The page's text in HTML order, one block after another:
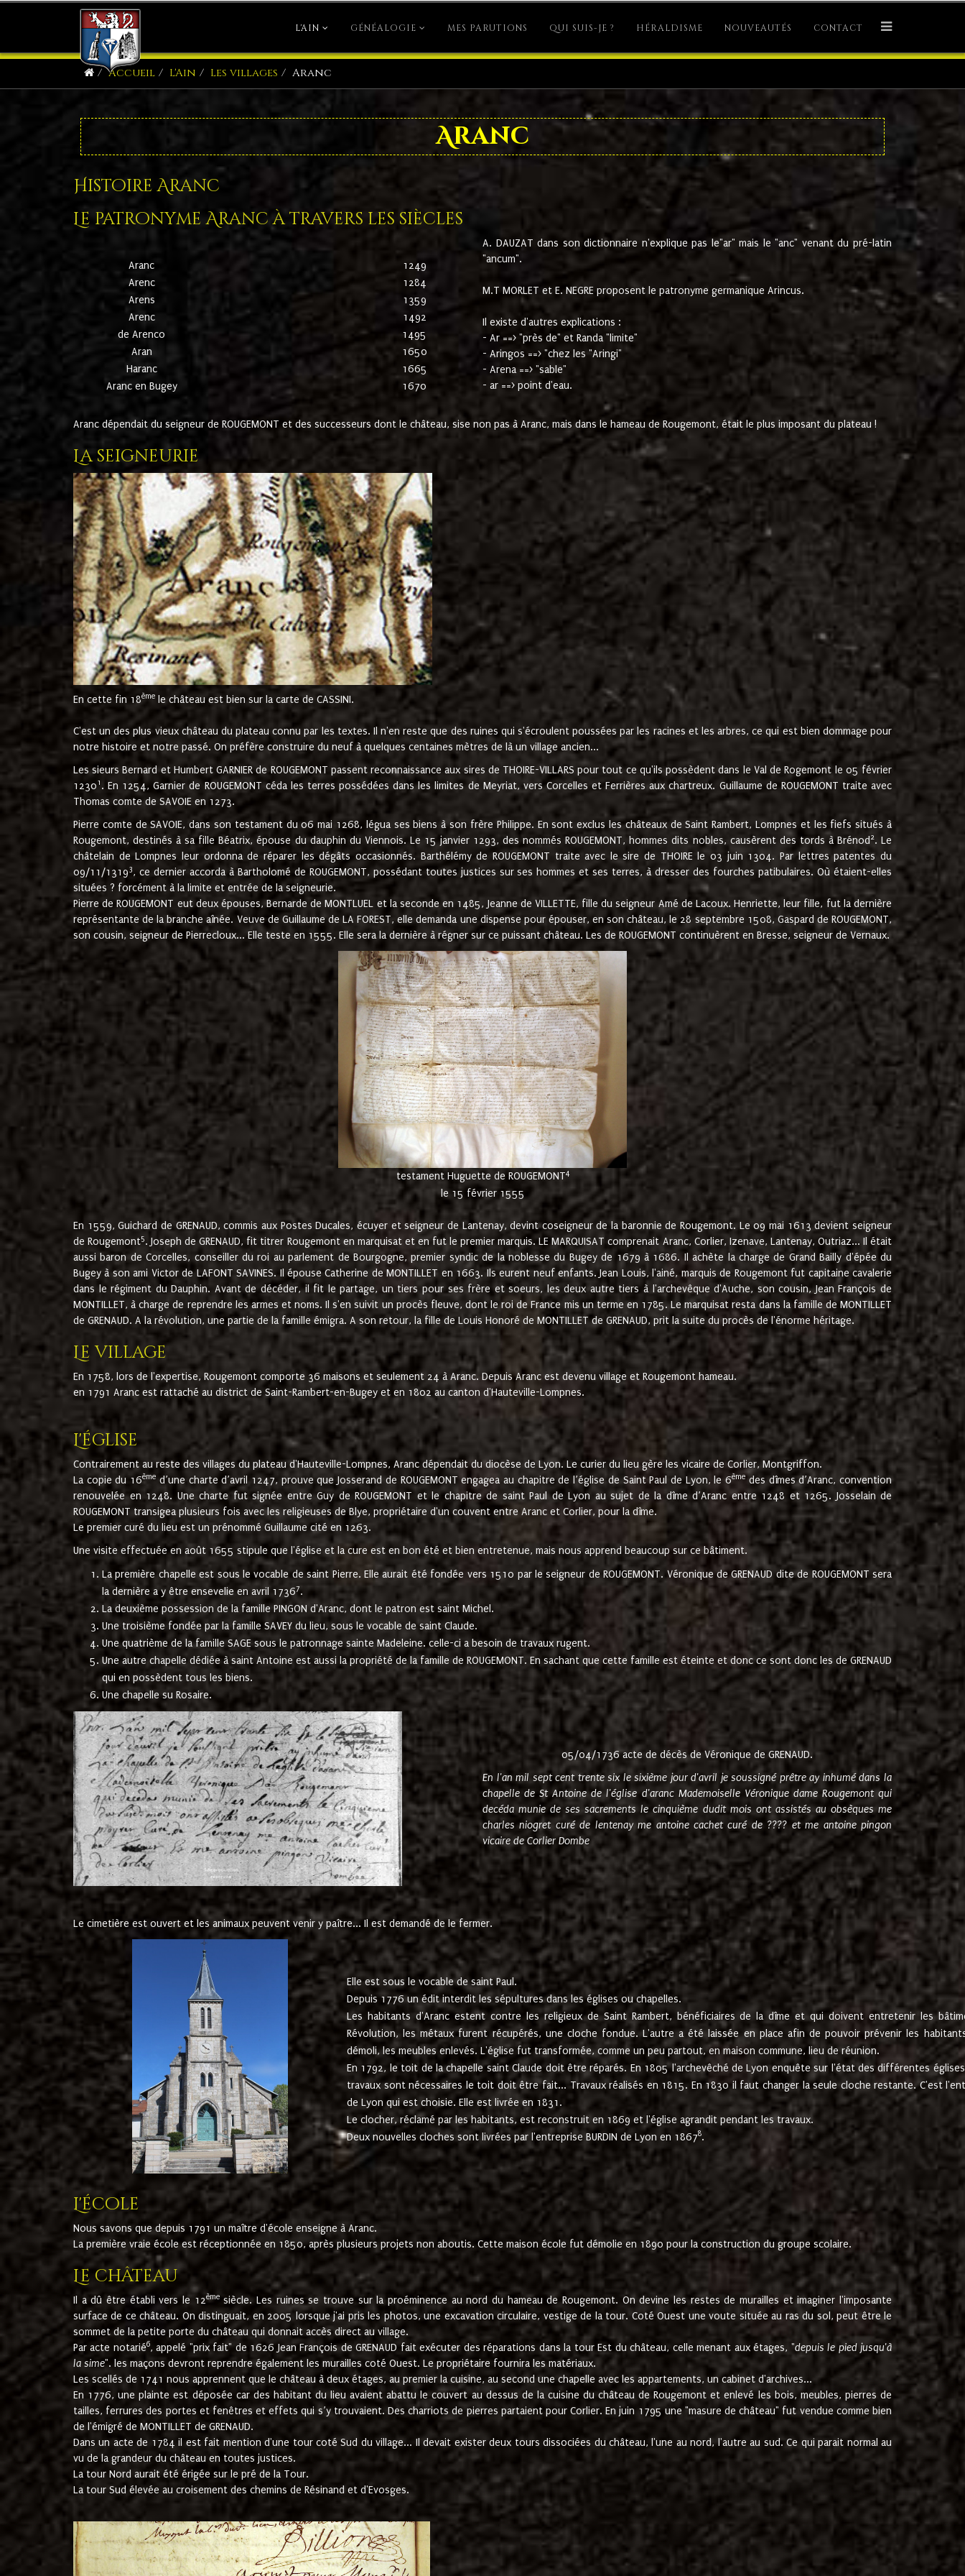
L'AIN GÉNÉALOGIE MES PARUTIONS QUI SUIS-JE ? HÉRALDISME NOUVEAUTÉS CONTACT
Accueil L'Ain Les villages Aranc
Aranc
Histoire Aranc
Le patronyme Aranc à travers les siècles
Aranc
1249
Arenc
1284
Arens
1359
Arenc
1492
de Arenco
1495
Aran
1650
Haranc
1665
Aranc en Bugey
1670
A. DAUZAT dans son dictionnaire n'explique pas le"ar" mais le "anc" venant du pré-latin
"ancum".
M.T MORLET et E. NEGRE proposent le patronyme germanique Arincus.
Il existe d'autres explications :
- Ar ==> "près de" et Randa "limite"
- Aringos ==> "chez les "Aringi"
- Arena ==> "sable"
- ar ==> point d'eau.
Aranc dépendait du seigneur de ROUGEMONT et des successeurs dont le château, sise non pas à Aranc, mais dans le hameau de Rougemont, était le plus imposant du plateau !
La seigneurie
En cette fin 18ème le château est bien sur la carte de CASSINI.
C'est un des plus vieux château du plateau connu par les textes. Il n'en reste que des ruines qui s'écroulent poussées par les racines et les arbres, ce qui est bien dommage pour
notre histoire et notre passé. On préfère construire du neuf à quelques centaines mètres de là un village ancien...
Les sieurs Bernard et Humbert GARNIER de ROUGEMONT passent reconnaissance aux sires de THOIRE-VILLARS pour tout ce qu'ils possèdent dans le Val de Rogemont le 05 février
12301 . En 1254, Garnier de ROUGEMONT céda les terres possédées dans les limites de Meyriat, vers Corcelles et Ferrières aux chartreux. Guillaume de ROUGEMONT traite avec
Thomas comte de SAVOIE en 1273.
Pierre comte de SAVOIE, dans son testament du 06 mai 1268, légua ses biens à son frère Philippe. En sont exclus les châteaux de Saint Rambert, Lompnes et les fiefs situés à
Rougemont, destinés à sa fille Béatrix, épouse du dauphin du Viennois. Le 15 janvier 1293, des nommés ROUGEMONT, hommes dits nobles, causèrent des tords à Brénod 2. Le
châtelain de Lompnes leur ordonna de réparer les dégâts occasionnés. Barthélémy de ROUGEMONT traite avec le sire de THOIRE le 03 juin 1304. Par lettres patentes du
09/11/13193, ce dernier accorda à Bartholomé de ROUGEMONT, possédant toutes justices sur ses hommes et ses terres, à dresser des fourches patibulaires. Où étaient-elles
situées ? forcément à la limite et entrée de la seigneurie.
Pierre de ROUGEMONT eut deux épouses, Bernarde de MONTLUEL et la seconde en 1485, Jeanne de VILLETTE, fille du seigneur Amé de Lacoux. Henriette, leur fille, fut la dernière
représentante de la branche aînée. Veuve de Guillaume de LA FOREST, elle demanda une dispense pour épouser, en son château, le 28 septembre 1508, Gaspard de ROUGEMONT,
son cousin, seigneur de Pierrecloux... Elle teste en 1555. Elle sera la dernière à régner sur ce puissant château. Les de ROUGEMONT continuèrent en Bresse, seigneur de Vernaux.
testament Huguette de ROUGEMONT4
le 15 février 1555
En 1559, Guichard de GRENAUD, commis aux Postes Ducales, écuyer et seigneur de Lantenay, devint coseigneur de la baronnie de Rougemont. Le 09 mai 1613 devient seigneur
de Rougemont5. Joseph de GRENAUD, fit titrer Rougemont en marquisat et en fut le premier marquis. LE MARQUISAT comprenait Aranc, Corlier, Izenave, Lantenay, Outriaz... Il était
aussi baron de Corcelles, conseiller du roi au parlement de Bourgogne, premier syndic de la noblesse du Bugey de 1679 à 1686. Il achète la charge de Grand Bailly d'épée du
Bugey à son ami Victor de LAFONT SAVINES. Il épouse Catherine de MONTILLET en 1663. Ils eurent neuf enfants. Jean Louis, l'ainé, marquis de Rougemont fut capitaine cavalerie
dans le régiment du Dauphin. Avant de décéder, il fit le partage, un tiers pour ses frère et soeurs, les deux autre tiers à l'archevêque d'Auche, son cousin, Jean François de
MONTILLET, à charge de reprendre les armes et noms. Il s'en suivit un procès fleuve, dont le roi de France mis un terme en 1785. Le marquisat resta dans la famille de MONTILLET
de GRENAUD. A la révolution, une partie de la famille émigra. A son retour, la fille de Louis Honoré de MONTILLET de GRENAUD, prit la suite du procès de l'énorme héritage.
Le village
En 1758, lors de l'expertise, Rougemont comporte 36 maisons et seulement 24 à Aranc. Depuis Aranc est devenu village et Rougemont hameau.
en 1791 Aranc est rattaché au district de Saint-Rambert-en-Bugey et en 1802 au canton d'Hauteville-Lompnes.
L'église
Contrairement au reste des villages du plateau d'Hauteville-Lompnes, Aranc dépendait du diocèse de Lyon. Le curier du lieu gère les vicaire de Corlier, Montgriffon.
La copie du 16ème d’une charte d’avril 1247, prouve que Josserand de ROUGEMONT engagea au chapitre de l’église de Saint Paul de Lyon, le 6ème des dîmes d’Aranc, convention
renouvelée en 1248. Une charte fut signée entre Guy de ROUGEMONT et le chapitre de saint Paul de Lyon au sujet de la dîme d’Aranc entre 1248 et 1265. Josselain de
ROUGEMONT transigea plusieurs fois avec les religieuses de Blye, propriétaire d'un couvent entre Aranc et Corlier, pour la dîme.
Le premier curé du lieu est un prénommé Guillaume cité en 1263.
Une visite effectuée en août 1655 stipule que l'église et la cure est en bon été et bien entretenue, mais nous apprend beaucoup sur ce bâtiment.
La première chapelle est sous le vocable de saint Pierre. Elle aurait été fondée vers 1510 par le seigneur de ROUGEMONT. Véronique de GRENAUD dite de ROUGEMONT sera
la dernière a y être ensevelie en avril 17367.
La deuxième possession de la famille PINGON d'Aranc, dont le patron est saint Michel.
Une troisième fondée par la famille SAVEY du lieu, sous le vocable de saint Claude.
Une quatrième de la famille SAGE sous le patronnage sainte Madeleine. celle-ci a besoin de travaux rugent.
Une autre chapelle dédiée à saint Antoine est aussi la propriété de la famille de ROUGEMONT. En sachant que cette famille est éteinte et donc ce sont donc les de GRENAUD
qui en possèdent tous les biens.
Une chapelle su Rosaire.
05/04/1736 acte de décès de Véronique de GRENAUD.
En l'an mil sept cent trente six le sixième jour d'avril je soussigné prêtre ay inhumé dans la
chapelle de St Antoine de l'église d'aranc Mademoiselle Véronique dame Rougemont qui
decéda munie de ses sacrements le cinquième dudit mois ont assistés au obsèques me
charles niogret curé de lentenay me antoine cachet curé de ???? et me antoine pingon
vicaire de Corlier Dombe
Le cimetière est ouvert et les animaux peuvent venir y paître... Il est demandé de le fermer.
Elle est sous le vocable de saint Paul.
Depuis 1776 un édit interdit les sépultures dans les églises ou chapelles.
Les habitants d'Aranc estent contre les religieux de Saint Rambert, bénéficiaires de la dîme et qui doivent entretenir les
Révolution, les métaux furent récupérés, une cloche fondue. L'autre a été laissée en place afin de pouvoir prévenir les
démoli, les meubles enlevés. L'église fut transformée, comme un peu partout, en maison commune, lieu de réunion.
En 1792, le toit de la chapelle saint Claude doit être réparés. En 1805 l'archevêché de Lyon enquête sur l'état des différentes
travaux sont nécessaires le toit doit être fait... Travaux réalisés en 1815. En 1830 il faut changer la seule cloche restante. C'est
de Lyon qui est choisie. Elle est livrée en 1831.
Le clocher, réclamé par les habitants, est reconstruit en 1869 et l'église agrandit pendant les travaux.
Deux nouvelles cloches sont livrées par l'entreprise BURDIN de Lyon en 18678.
L'école
Nous savons que depuis 1791 un maître d'école enseigne à Aranc.
La première vraie école est réceptionnée en 1850, après plusieurs projets non aboutis. Cette maison école fut démolie en 1890 pour la construction du groupe scolaire.
Le château
Il a dû être établi vers le 12èmesiècle. Les ruines se trouve sur la proéminence au nord du hameau de Rougemont. On devine les restes de murailles et imaginer l'imposante
surface de ce château. On distinguait, en 2005 lorsque j'ai pris les photos, une excavation circulaire, vestige de la tour. Coté Ouest une voute située au ras du sol, peut être le
sommet de la petite porte du château qui donnait accès direct au village.
Par acte notarié6, appelé "prix fait" de 1626 Jean François de GRENAUD fait exécuter des réparations dans la tour Est du château, celle menant aux étages, "depuis le pied jusqu'à
la sime". les maçons devront reprendre également les murailles coté Ouest. Le propriétaire fournira les matériaux.
Les scellés de 1741 nous apprennent que le château à deux étages, au premier la cuisine, au second une chapelle avec les appartements, un cabinet d'archives...
En 1776, une plainte est déposée car des habitant du lieu avaient abattu le couvert au dessus de la cuisine du château de Rougemont et enlevé les bois, meubles, pierres de
tailles, ferrures des portes et fenêtres et effets qui s’y trouvaient. Des charriots de pierres partaient pour Corlier. En juin 1795 une "masure de château" fut vendue comme bien
de l'émigré de MONTILLET de GRENAUD.
Dans un acte de 1784 il est fait mention d'une tour coté Sud du village... Il devait exister deux tours dissociées du château, l'une au nord, l'autre au sud. Ce qui parait normal au
vu de la grandeur du château en toutes justices.
La tour Nord aurait été érigée sur le pré de la Tour.
La tour Sud élevée au croisement des chemins de Résinand et d'Evosges.